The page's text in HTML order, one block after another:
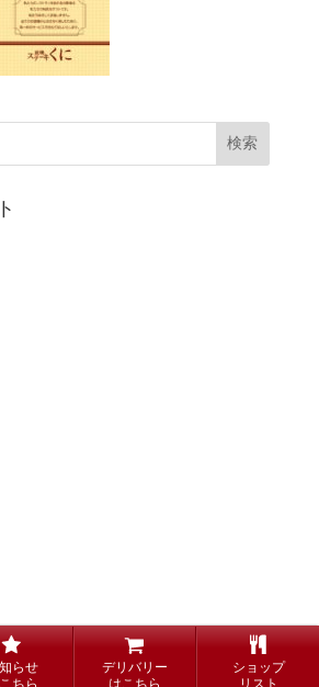
Steak KUNI all rights reserved.
らせ
ちら
デリバリー
はこちら
ショップ
リスト